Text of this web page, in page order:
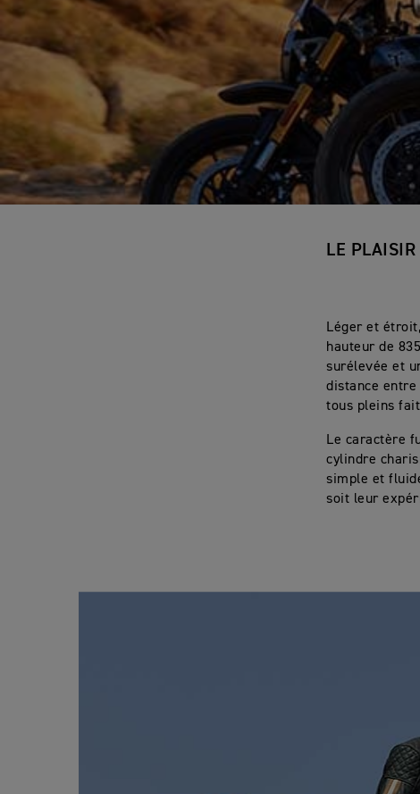
LE
Léger et
hauteur de
surélevée et
distance entre
tous pleins
Le caractère
cylindre
simple et
soit leur